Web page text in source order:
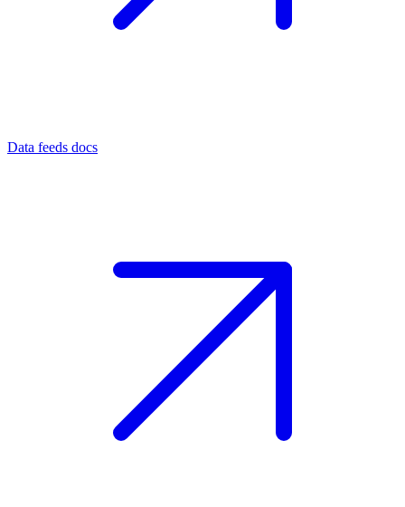
Data feeds docs